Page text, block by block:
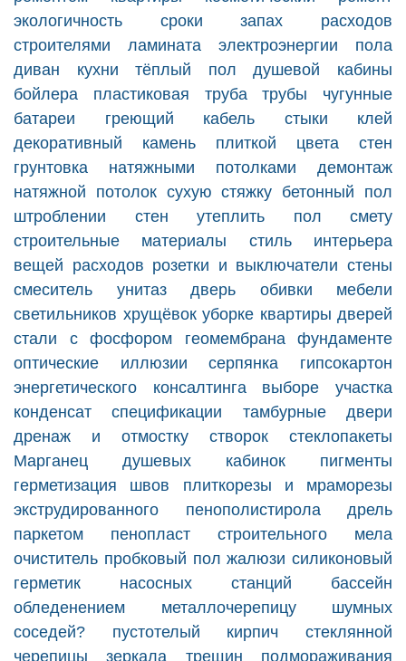
экологичность
сроки запах
расходов
строителями
ламината электроэнергии
пола
диван
кухни тёплый пол
душевой кабины
бойлера
пластиковая труба трубы
чугунные
батареи
греющий кабель стыки
клей
декоративный камень
плиткой
цвета стен
грунтовка
натяжными потолками
демонтаж
натяжной потолок сухую стяжку бетонный пол
штроблении стен
утеплить пол
смету
строительные материалы
стиль интерьера
вещей расходов розетки и выключатели стены
смеситель
унитаз дверь
обивки мебели
светильников хрущёвок уборке квартиры дверей
стали с фосфором
геомембрана
фундаменте
оптические иллюзии
серпянка
гипсокартон
энергетического консалтинга
выборе участка
конденсат
спецификации
тамбурные двери
дренаж и отмостку
створок
стеклопакеты
Марганец
душевых кабинок
пигменты
герметизация швов
плиткорезы и мраморезы
экструдированного пенополистирола
дрель
паркетом
пенопласт
строительного мела
очиститель пробковый пол жалюзи силиконовый
герметик
насосных станций
бассейн
обледенением
металлочерепицу
шумных
соседей?
пустотелый кирпич
стеклянной
черепицы
зеркала трещин подмораживания